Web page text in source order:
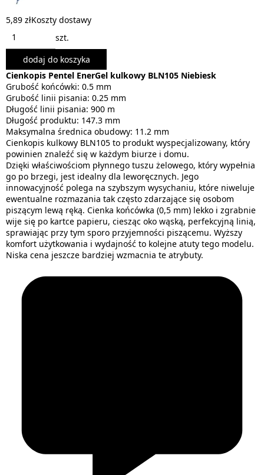
5,89 złKoszty dostawy
szt.
dodaj do koszyka
Cienkopis Pentel EnerGel kulkowy BLN105 Niebiesk
Grubość końcówki: 0.5 mm
Grubość linii pisania: 0.25 mm
Długość linii pisania: 900 m
Długość produktu: 147.3 mm
Maksymalna średnica obudowy: 11.2 mm
Cienkopis kulkowy BLN105 to produkt wyspecjalizowany, który
powinien znaleźć się w każdym biurze i domu.
Dzięki właściwościom płynnego tuszu żelowego, który wypełnia
go po brzegi, jest idealny dla leworęcznych. Jego
innowacyjność polega na szybszym wysychaniu, które niweluje
ewentualne rozmazania tak często zdarzające się osobom
piszącym lewą ręką. Cienka końcówka (0,5 mm) lekko i zgrabnie
wije się po kartce papieru, ciesząc oko wąską, perfekcyjną linią,
sprawiając przy tym sporo przyjemności piszącemu. Wyższy
komfort użytkowania i wydajność to kolejne atuty tego modelu.
Niska cena jeszcze bardziej wzmacnia te atrybuty.